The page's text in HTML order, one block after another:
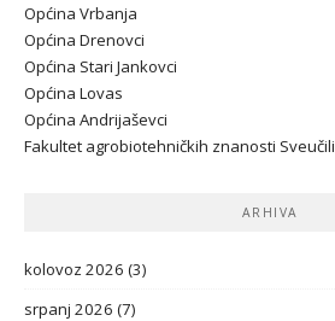
Općina Vrbanja
Općina Drenovci
Općina Stari Jankovci
Općina Lovas
Općina Andrijaševci
Fakultet agrobiotehničkih znanosti
ARHIVA
kolovoz 2026 (3)
srpanj 2026 (7)